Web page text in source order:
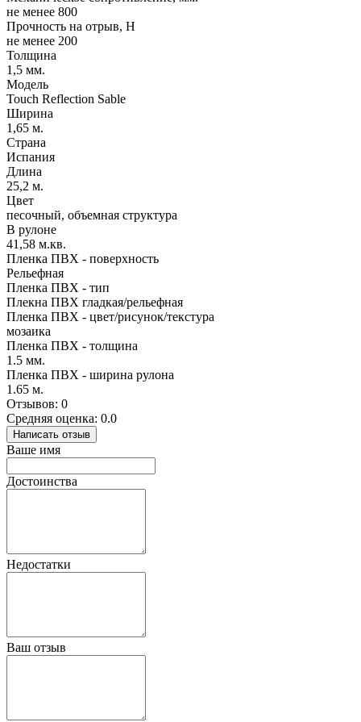
не менее 800
Прочность на отрыв, Н
не менее 200
Толщина
1,5 мм.
Модель
Touch Reflection Sable
Ширина
1,65 м.
Страна
Испания
Длина
25,2 м.
Цвет
песочный, объемная структура
В рулоне
41,58 м.кв.
Пленка ПВХ - поверхность
Рельефная
Пленка ПВХ - тип
Плекна ПВХ гладкая/рельефная
Пленка ПВХ - цвет/рисунок/текстура
мозаика
Пленка ПВХ - толщина
1.5 мм.
Пленка ПВХ - ширина рулона
1.65 м.
Отзывов: 0
Средняя оценка: 0.0
Написать отзыв
Ваше имя
Достоинства
Недостатки
Ваш отзыв